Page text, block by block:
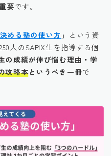
要です。
める塾の使い方 」
という資
人のSAPIX生を指導する個
の成績が伸び悩む理由・学
攻略本というべき一冊で